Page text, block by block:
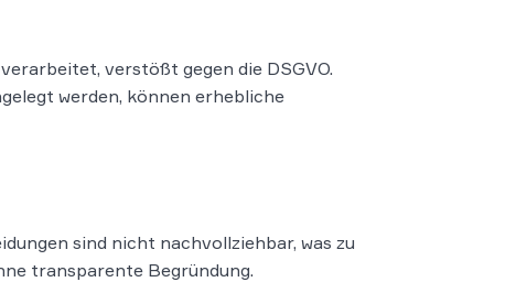
verstößt gegen die DSGVO.
werden, können erhebliche
sind nicht nachvollziehbar, was zu
transparente Begründung.